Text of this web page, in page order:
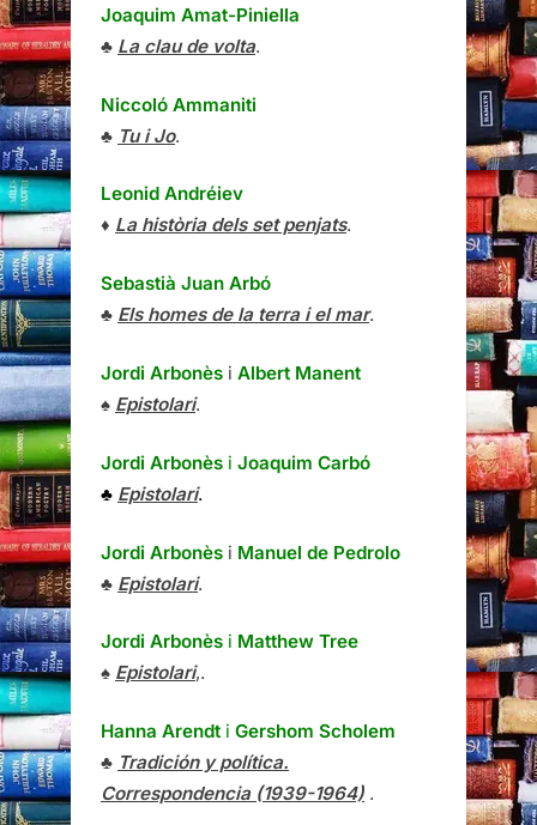
Joaquim Amat-Piniella
♣ La clau de volta.
Niccoló Ammaniti
♣ Tu i Jo.
Leonid Andréiev
♦ La història dels set penjats.
Sebastià Juan Arbó
♣ Els homes de la terra i el mar.
Jordi Arbonès i Albert Manent
♠ Epistolari.
Jordi Arbonès i Joaquim Carbó
♣ Epistolari.
Jordi Arbonès i Manuel de Pedrolo
♣ Epistolari.
Jordi Arbonès i Matthew Tree
♠ Epistolari,.
Hanna Arendt i Gershom Scholem
♣ Tradición y política.
Correspondencia (1939-1964) .